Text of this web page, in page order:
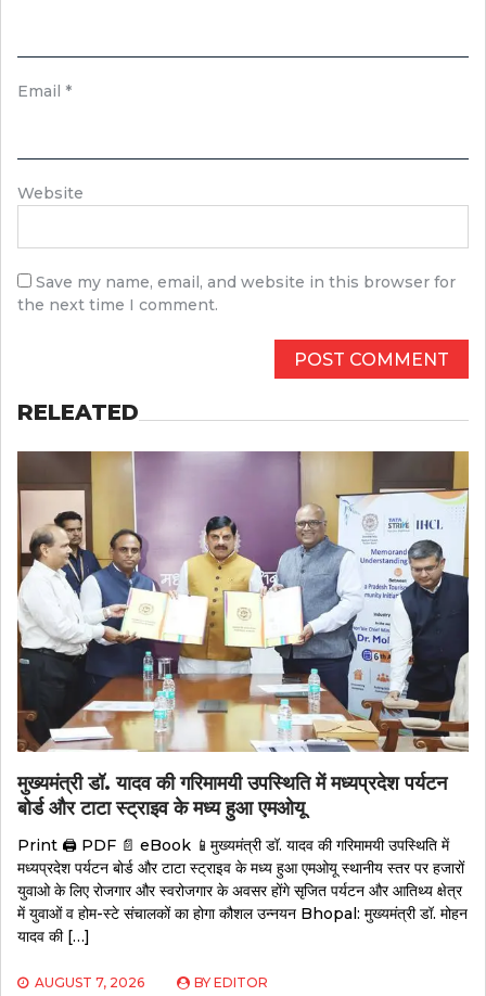
Email *
Website
Save my name, email, and website in this browser for
the next time I comment.
RELEATED
मुख्यमंत्री डॉ. यादव की गरिमामयी उपस्थिति में मध्यप्रदेश पर्यटन
बोर्ड और टाटा स्ट्राइव के मध्य हुआ एमओयू
Print 🖨 PDF 📄 eBook 📱मुख्यमंत्री डॉ. यादव की गरिमामयी उपस्थिति में
मध्यप्रदेश पर्यटन बोर्ड और टाटा स्ट्राइव के मध्य हुआ एमओयू स्थानीय स्तर पर हजारों
युवाओ के लिए रोजगार और स्वरोजगार के अवसर होंगे सृजित पर्यटन और आतिथ्य क्षेत्र
में युवाओं व होम-स्टे संचालकों का होगा कौशल उन्नयन Bhopal: मुख्यमंत्री डॉ. मोहन
यादव की […]
AUGUST 7, 2026 BY EDITOR